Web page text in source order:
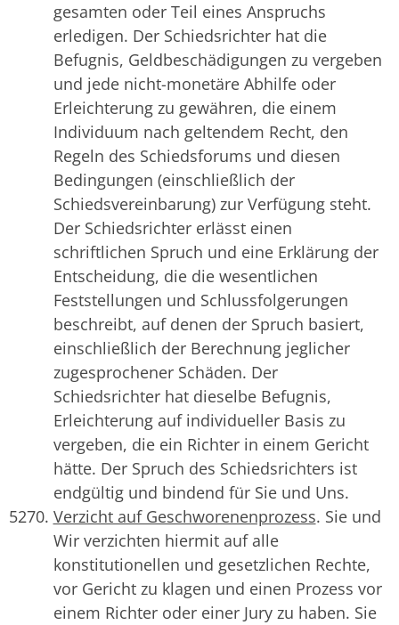
gesamten oder Teil eines Anspruchs
erledigen. Der Schiedsrichter hat die
Befugnis, Geldbeschädigungen zu vergeben
und jede nicht-monetäre Abhilfe oder
Erleichterung zu gewähren, die einem
Individuum nach geltendem Recht, den
Regeln des Schiedsforums und diesen
Bedingungen (einschließlich der
Schiedsvereinbarung) zur Verfügung steht.
Der Schiedsrichter erlässt einen
schriftlichen Spruch und eine Erklärung der
Entscheidung, die die wesentlichen
Feststellungen und Schlussfolgerungen
beschreibt, auf denen der Spruch basiert,
einschließlich der Berechnung jeglicher
zugesprochener Schäden. Der
Schiedsrichter hat dieselbe Befugnis,
Erleichterung auf individueller Basis zu
vergeben, die ein Richter in einem Gericht
hätte. Der Spruch des Schiedsrichters ist
endgültig und bindend für Sie und Uns.
Verzicht auf Geschworenenprozess. Sie und
Wir verzichten hiermit auf alle
konstitutionellen und gesetzlichen Rechte,
vor Gericht zu klagen und einen Prozess vor
einem Richter oder einer Jury zu haben. Sie